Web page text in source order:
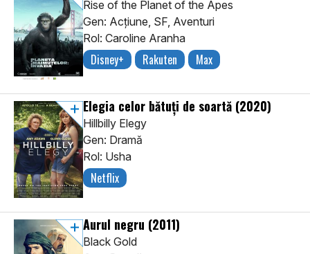
Rise of the Planet of the Apes
Gen: Acţiune, SF, Aventuri
Rol: Caroline Aranha
Disney+ Rakuten Max
Elegia celor bătuți de soartă (2020)
Hillbilly Elegy
Gen: Dramă
Rol: Usha
Netflix
Aurul negru (2011)
Black Gold